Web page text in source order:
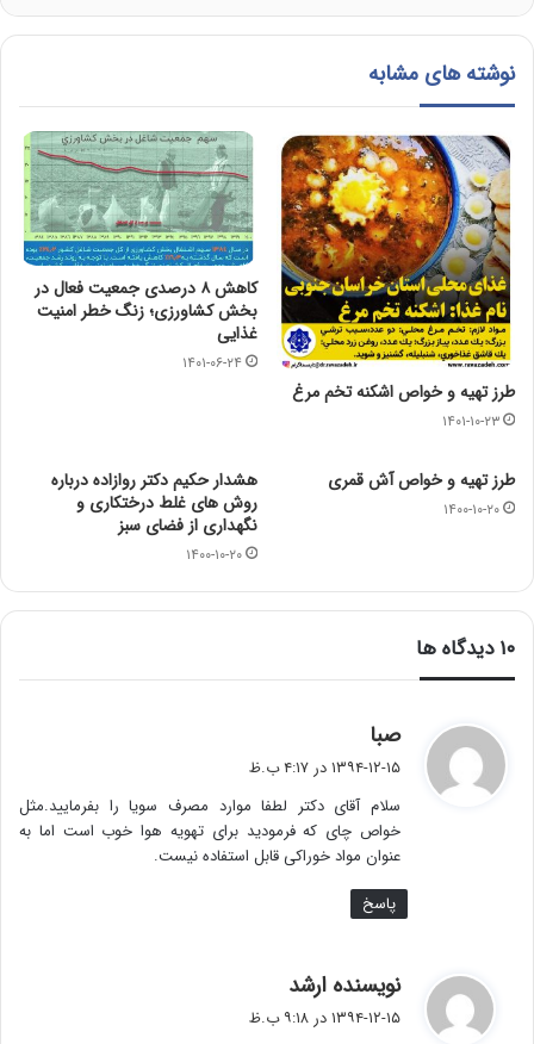
نوشته های مشابه
طرز تهیه و خواص اشكنه تخم مرغ
۱۴۰۱-۱۰-۲۳
کاهش ۸ درصدی جمعیت فعال در
بخش کشاورزی؛ زنگ خطر امنیت
غذایی
۱۴۰۱-۰۶-۲۴
طرز تهیه و خواص آش قمری
۱۴۰۰-۱۰-۲۰
هشدار حکیم دکتر روازاده درباره
روش های غلط درختکاری و
نگهداری از فضای سبز
۱۴۰۰-۱۰-۲۰
‫۱۰ دیدگاه ها
صبا
ف
۱۳۹۴-۱۲-۱۵ در ۴:۱۷ ب.ظ
سلام آقای دکتر لطفا موارد مصرف سویا را بفرمایید.مثل
خواص چای که فرمودید برای تهویه هوا خوب است اما به
عنوان مواد خوراکی قابل استفاده نیست.
پاسخ
نویسنده ارشد
ف
۱۳۹۴-۱۲-۱۵ در ۹:۱۸ ب.ظ